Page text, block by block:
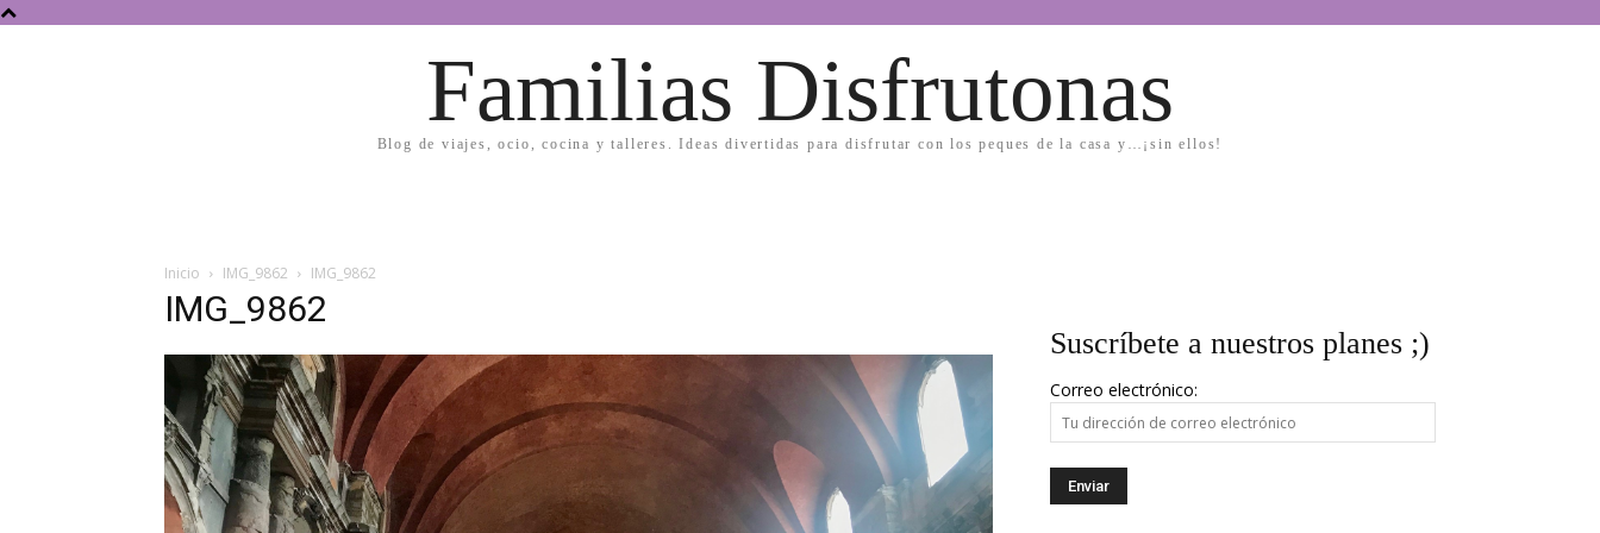
Familias Disfrutonas
Blog de viajes, ocio, cocina y talleres. Ideas divertidas para disfrutar con los peques de la casa y…¡sin ellos!
Inicio IMG_9862 IMG_9862
IMG_9862
Suscríbete a nuestros planes ;)
Correo electrónico: